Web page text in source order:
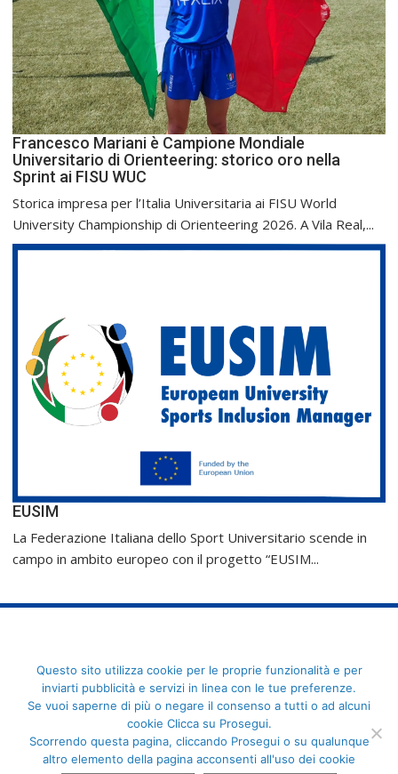
Francesco Mariani è Campione Mondiale
Universitario di Orienteering: storico oro nella
Sprint ai FISU WUC
Storica impresa per l’Italia Universitaria ai FISU World
University Championship di Orienteering 2026. A Vila Real,...
EUSIM
La Federazione Italiana dello Sport Universitario scende in
campo in ambito europeo con il progetto “EUSIM...
FederCUSI: Federazione Italiana dello Sport Universitario - Via
Angelo Brofferio, 7 - 00195 Roma - C.F. 80109270589
Questo sito utilizza cookie per le proprie funzionalità e per
inviarti pubblicità e servizi in linea con le tue preferenze.
Se vuoi saperne di più o negare il consenso a tutti o ad alcuni
cookie Clicca su Prosegui.
Scorrendo questa pagina, cliccando Prosegui o su qualunque
altro elemento della pagina acconsenti all'uso dei cookie